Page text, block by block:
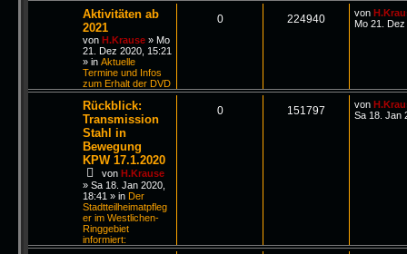
Aktivitäten ab
2021
von H.Krause » Mo
21. Dez 2020, 15:21
» in Aktuelle
Termine und Infos
zum Erhalt der DVD
0 224940 von
Mo 21.
Rückblick:
Transmission
Stahl in
Bewegung
KPW 17.1.2020
von H.Krause
» Sa 18. Jan 2020,
18:41 » in Der
Stadtteilheimatpfleg
er im Westlichen-
Ringgebiet
informiert:
0 151797 von
Sa 18. Jan